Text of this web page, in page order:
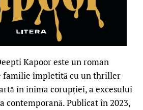
Kapoor este un roman
familie împletită cu un thriller
în inima corupției, a excesului
contemporană. Publicat în 2023,